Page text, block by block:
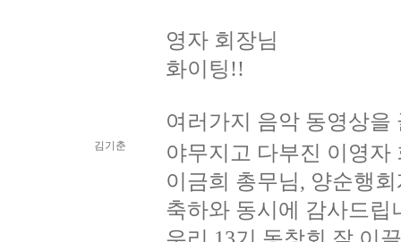
영자 회장님
화이팅!!
여러가지 음악 동영상을
김기춘
야무지고 다부진 이영자
이금희 총무님, 양순행
축하와 동시에 감사드립